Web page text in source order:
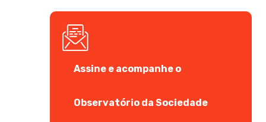
Assine e acompanhe o
Observatório da Sociedade